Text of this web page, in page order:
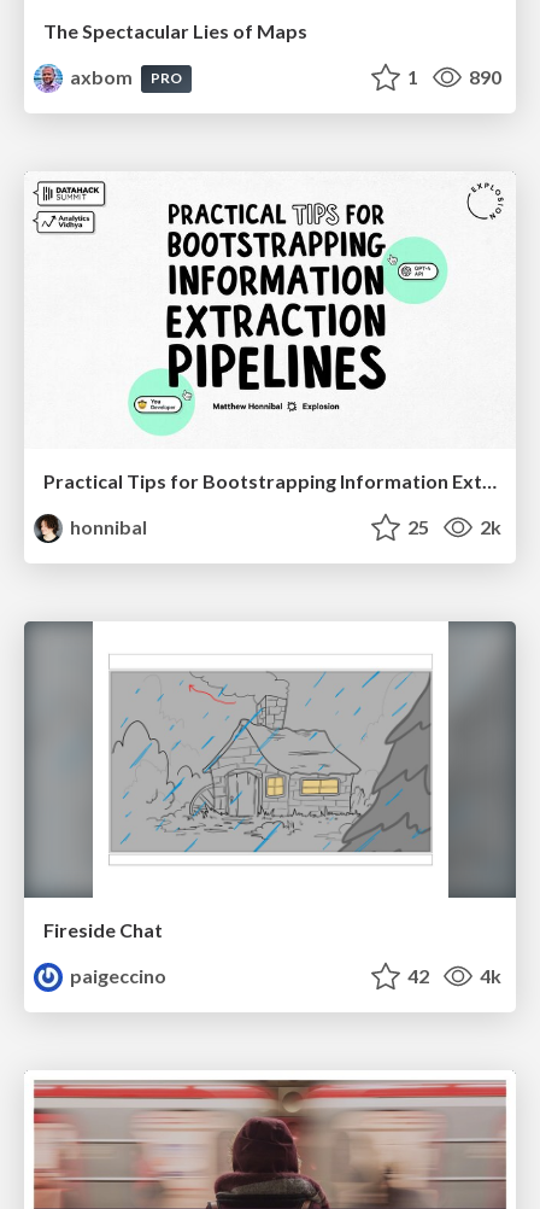
The Spectacular Lies of Maps
axbom
PRO 1 890
Practical Tips for Bootstrapping Information Extraction Pipelines
honnibal
25 2k
Fireside Chat
paigeccino
42 4k